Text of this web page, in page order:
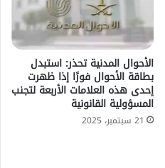
الأحوال المدنية تحذر: استبدل
بطاقة الأحوال فورًا إذا ظهرت
إحدى هذه العلامات الأربعة لتجنب
المسؤولية القانونية
21 سبتمبر، 2025